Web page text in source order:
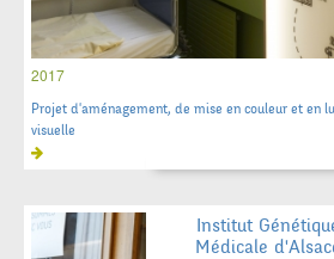
2017
Projet d'aménagement, de mise en couleur et en
visuelle
Institut
Médicale